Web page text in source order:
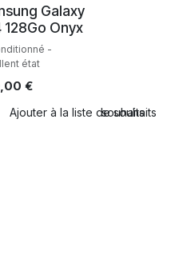
à la liste de souhaits
Galaxy
128Go Onyx
-
état
€
Ajouter à la liste de souhaits